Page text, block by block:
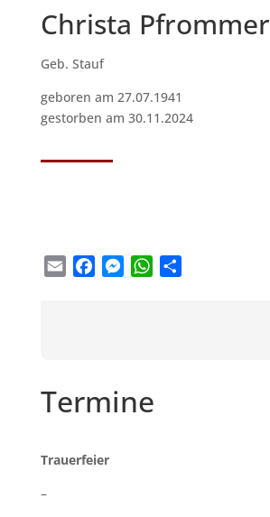
Christa Pfrommer
Geb. Stauf
geboren am 27.07.1941
gestorben am 30.11.2024
Email FacebookMessengerWhatsApp
Termine
Trauerfeier
–